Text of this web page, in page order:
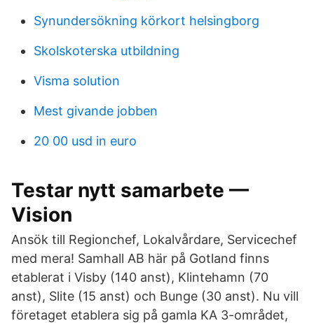
Synundersökning körkort helsingborg
Skolskoterska utbildning
Visma solution
Mest givande jobben
20 00 usd in euro
Testar nytt samarbete —
Vision
Ansök till Regionchef, Lokalvårdare, Servicechef
med mera! Samhall AB här på Gotland finns
etablerat i Visby (140 anst), Klintehamn (70
anst), Slite (15 anst) och Bunge (30 anst). Nu vill
företaget etablera sig på gamla KA 3-området,